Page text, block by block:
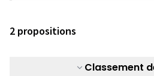
2 propositions
Classement